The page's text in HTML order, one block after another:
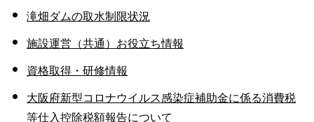
滝畑ダムの取水制限状況
施設運営（共通）お役立ち情報
資格取得・研修情報
大阪府新型コロナウイルス感染症補助金に係る消費税
等仕入控除税額報告について